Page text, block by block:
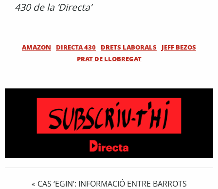
430 de la ‘Directa’
AMAZON DIRECTA 430 DRETS LABORALS
JEFF BEZOS
PRAT DE LLOBREGAT
« CAS ‘EGIN’: INFORMACIÓ ENTRE BARROTS